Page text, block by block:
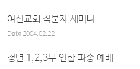
여선교회 직분자 세미나
Date2004.02.22
청년 1,2,3부 연합 파송 예배